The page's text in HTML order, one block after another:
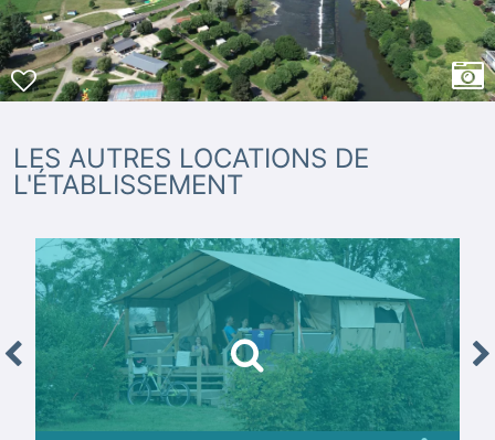
LES AUTRES LOCATIONS DE
L'ÉTABLISSEMENT